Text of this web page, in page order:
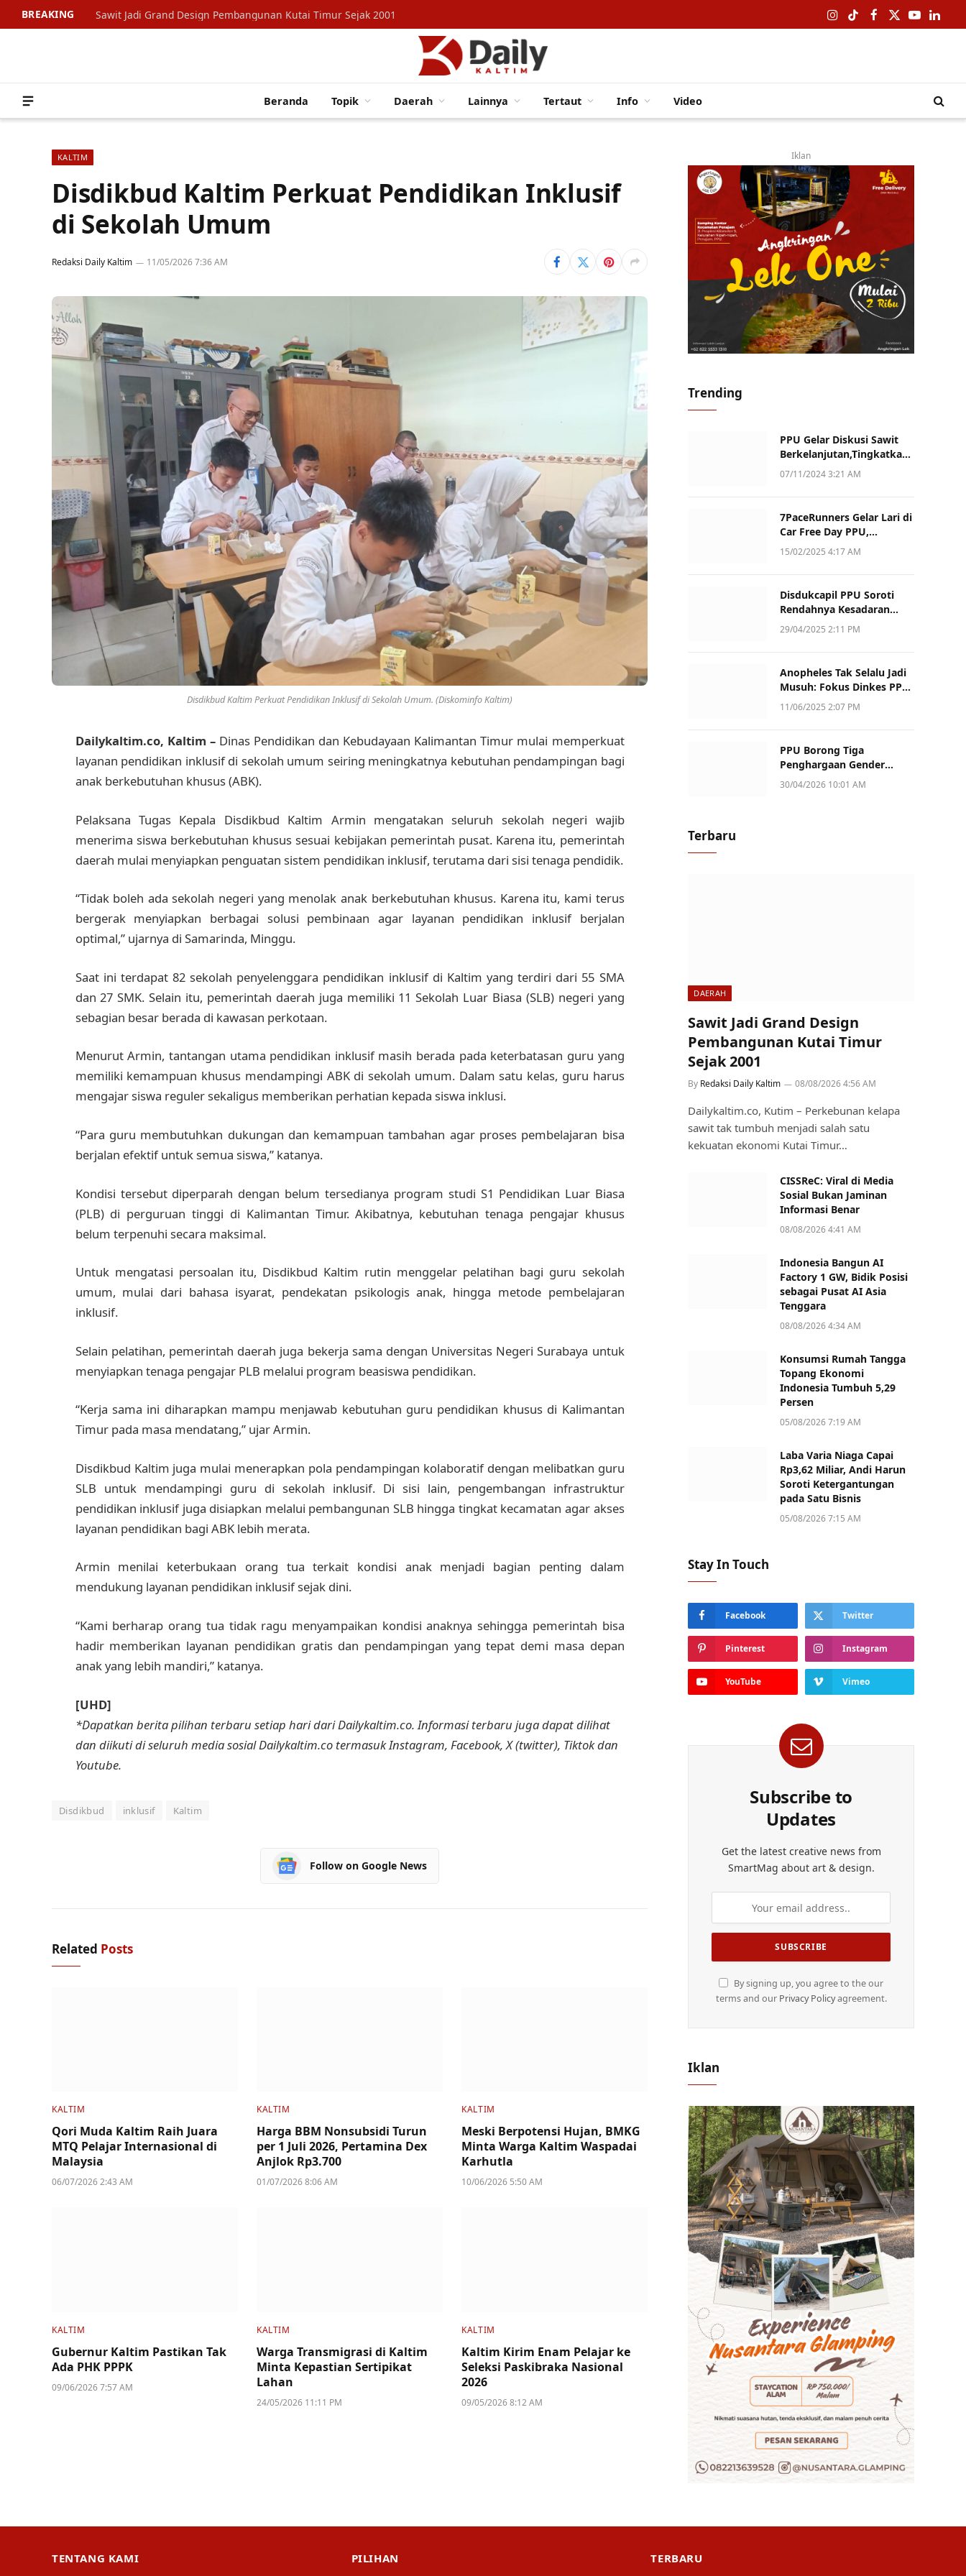
BREAKING Sawit Jadi Grand Design Pembangunan Kutai Timur Sejak 2001 Instagram
TikTokFacebook
X
YouTube
Beranda Topik Daerah Lainnya Tertaut Info Video
KALTIM
Disdikbud Kaltim Perkuat Pendidikan Inklusif
di Sekolah Umum
Redaksi Daily Kaltim 11/05/2026 7:36 AM
Disdikbud Kaltim Perkuat Pendidikan Inklusif di Sekolah Umum. (Diskominfo Kaltim)
Dailykaltim.co, Kaltim – Dinas Pendidikan dan Kebudayaan Kalimantan Timur mulai memperkuat
layanan pendidikan inklusif di sekolah umum seiring meningkatnya kebutuhan pendampingan bagi
anak berkebutuhan khusus (ABK).
Pelaksana Tugas Kepala Disdikbud Kaltim Armin mengatakan seluruh sekolah negeri wajib
menerima siswa berkebutuhan khusus sesuai kebijakan pemerintah pusat. Karena itu, pemerintah
daerah mulai menyiapkan penguatan sistem pendidikan inklusif, terutama dari sisi tenaga pendidik.
“Tidak boleh ada sekolah negeri yang menolak anak berkebutuhan khusus. Karena itu, kami terus
bergerak menyiapkan berbagai solusi pembinaan agar layanan pendidikan inklusif berjalan
optimal,” ujarnya di Samarinda, Minggu.
Saat ini terdapat 82 sekolah penyelenggara pendidikan inklusif di Kaltim yang terdiri dari 55 SMA
dan 27 SMK. Selain itu, pemerintah daerah juga memiliki 11 Sekolah Luar Biasa (SLB) negeri yang
sebagian besar berada di kawasan perkotaan.
Menurut Armin, tantangan utama pendidikan inklusif masih berada pada keterbatasan guru yang
memiliki kemampuan khusus mendampingi ABK di sekolah umum. Dalam satu kelas, guru harus
mengajar siswa reguler sekaligus memberikan perhatian kepada siswa inklusi.
“Para guru membutuhkan dukungan dan kemampuan tambahan agar proses pembelajaran bisa
berjalan efektif untuk semua siswa,” katanya.
Kondisi tersebut diperparah dengan belum tersedianya program studi S1 Pendidikan Luar Biasa
(PLB) di perguruan tinggi di Kalimantan Timur. Akibatnya, kebutuhan tenaga pengajar khusus
belum terpenuhi secara maksimal.
Untuk mengatasi persoalan itu, Disdikbud Kaltim rutin menggelar pelatihan bagi guru sekolah
umum, mulai dari bahasa isyarat, pendekatan psikologis anak, hingga metode pembelajaran
inklusif.
Selain pelatihan, pemerintah daerah juga bekerja sama dengan Universitas Negeri Surabaya untuk
menyiapkan tenaga pengajar PLB melalui program beasiswa pendidikan.
“Kerja sama ini diharapkan mampu menjawab kebutuhan guru pendidikan khusus di Kalimantan
Timur pada masa mendatang,” ujar Armin.
Disdikbud Kaltim juga mulai menerapkan pola pendampingan kolaboratif dengan melibatkan guru
SLB untuk mendampingi guru di sekolah inklusif. Di sisi lain, pengembangan infrastruktur
pendidikan inklusif juga disiapkan melalui pembangunan SLB hingga tingkat kecamatan agar akses
layanan pendidikan bagi ABK lebih merata.
Armin menilai keterbukaan orang tua terkait kondisi anak menjadi bagian penting dalam
mendukung layanan pendidikan inklusif sejak dini.
“Kami berharap orang tua tidak ragu menyampaikan kondisi anaknya sehingga pemerintah bisa
hadir memberikan layanan pendidikan gratis dan pendampingan yang tepat demi masa depan
anak yang lebih mandiri,” katanya.
[UHD]
*Dapatkan berita pilihan terbaru setiap hari dari Dailykaltim.co. Informasi terbaru juga dapat dilihat
dan diikuti di seluruh media sosial Dailykaltim.co termasuk Instagram, Facebook, X (twitter), Tiktok dan
Youtube.
Disdikbud inklusif Kaltim
Follow on Google News
Related Posts
KALTIM
Qori Muda Kaltim Raih Juara
MTQ Pelajar Internasional di
Malaysia
06/07/2026 2:43 AM
KALTIM
Harga BBM Nonsubsidi Turun
per 1 Juli 2026, Pertamina Dex
Anjlok Rp3.700
01/07/2026 8:06 AM
KALTIM
Meski Berpotensi Hujan, BMKG
Minta Warga Kaltim Waspadai
Karhutla
10/06/2026 5:50 AM
KALTIM
Gubernur Kaltim Pastikan Tak
Ada PHK PPPK
09/06/2026 7:57 AM
KALTIM
Warga Transmigrasi di Kaltim
Minta Kepastian Sertipikat
Lahan
24/05/2026 11:11 PM
KALTIM
Kaltim Kirim Enam Pelajar ke
Seleksi Paskibraka Nasional
2026
09/05/2026 8:12 AM
Iklan
Trending
PPU Gelar Diskusi Sawit
Berkelanjutan,Tingkatkan
Daya Saing dan Kualitas
07/11/2024 3:21 AM
7PaceRunners Gelar Lari di
Car Free Day PPU,
Kampanye Gaya Hidup
15/02/2025 4:17 AM
Disdukcapil PPU Soroti
Rendahnya Kesadaran
Warga Soal Pelaporan
29/04/2025 2:11 PM
Anopheles Tak Selalu Jadi
Musuh: Fokus Dinkes PPU
Kini ke Penularan Aktif di
11/06/2025 2:07 PM
PPU Borong Tiga
Penghargaan Gender
Champion Kaltim 2026,
30/04/2026 10:01 AM
Terbaru
DAERAH
Sawit Jadi Grand Design
Pembangunan Kutai Timur
Sejak 2001
By Redaksi Daily Kaltim 08/08/2026 4:56 AM
Dailykaltim.co, Kutim – Perkebunan kelapa
sawit tak tumbuh menjadi salah satu
kekuatan ekonomi Kutai Timur…
CISSReC: Viral di Media
Sosial Bukan Jaminan
Informasi Benar
08/08/2026 4:41 AM
Indonesia Bangun AI
Factory 1 GW, Bidik Posisi
sebagai Pusat AI Asia
Tenggara
08/08/2026 4:34 AM
Konsumsi Rumah Tangga
Topang Ekonomi
Indonesia Tumbuh 5,29
Persen
05/08/2026 7:19 AM
Laba Varia Niaga Capai
Rp3,62 Miliar, Andi Harun
Soroti Ketergantungan
pada Satu Bisnis
05/08/2026 7:15 AM
Stay In Touch
Facebook Twitter
Pinterest Instagram
YouTube Vimeo
Subscribe to
Updates
Get the latest creative news from
SmartMag about art & design.
By signing up, you agree to the our
terms and our Privacy Policyagreement.
Iklan
TENTANG KAMI PILIHAN TERBARU